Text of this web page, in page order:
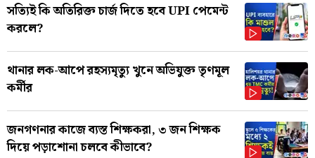
সত্যিই কি অতিরিক্ত চার্জ দিতে হবে UPI পেমেন্ট
করলে?
থানার লক-আপে রহস্যমৃত্যু খুনে অভিযুক্ত তৃণমূল
কর্মীর
জনগণনার কাজে ব্যস্ত শিক্ষকরা, ৩ জন শিক্ষক
দিয়ে পড়াশোনা চলবে কীভাবে?